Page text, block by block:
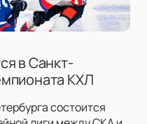
в Санкт-
КХЛ
состоится